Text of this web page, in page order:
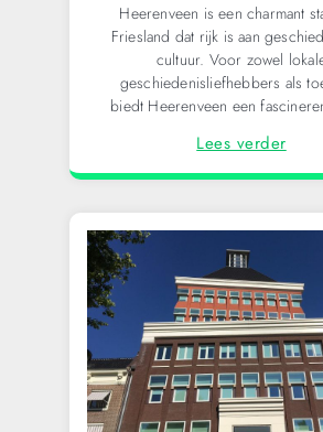
Heerenveen is een charmant
Friesland dat rijk is aan
cultuur. Voor zowel
geschiedenisliefhebbers als
biedt Heerenveen een
Lees verder